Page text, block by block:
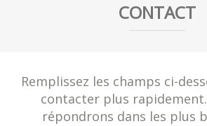
CONTACT
Remplissez les champs ci-
contacter plus
répondrons dans les plus